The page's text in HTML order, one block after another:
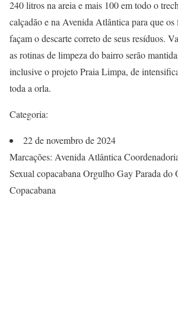
240 litros na areia e mais 100 em todo o
calçadão e na Avenida Atlântica para que os
façam o descarte correto de seus resíduos.
as rotinas de limpeza do bairro serão
inclusive o projeto Praia Limpa, de
toda a orla.
Categoria:
22 de novembro de 2024
Marcações: Avenida Atlântica
Sexual copacabana Orgulho Gay Parada
Copacabana